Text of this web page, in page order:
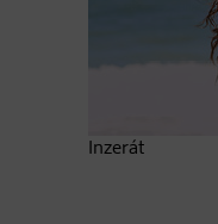
Inzerát